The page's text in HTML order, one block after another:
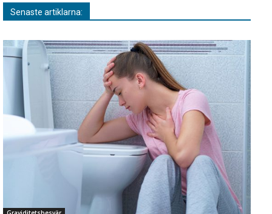
Senaste artiklarna: